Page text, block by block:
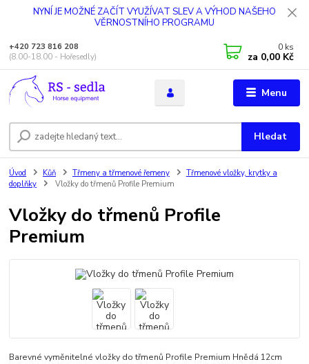
NYNÍ JE MOŽNÉ ZAČÍT VYUŽÍVAT SLEV A VÝHOD NAŠEHO
VĚRNOSTNÍHO PROGRAMU
Menu
Hledat
+420 723 816 208
(8.00-18.00 - Hořesedly)
0 ks
za 0,00 Kč
Úvod Kůň Třmeny a třmenové řemeny
Třmenové vložky, krytky a
doplňky
Vložky do třmenů Profile Premium
Vložky do třmenů Profile
Premium
Barevné vyměnitelné vložky do třmenů Profile Premium Hnědá 12cm